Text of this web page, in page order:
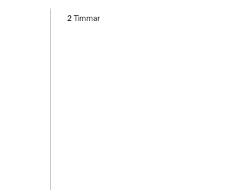
2 Timmar